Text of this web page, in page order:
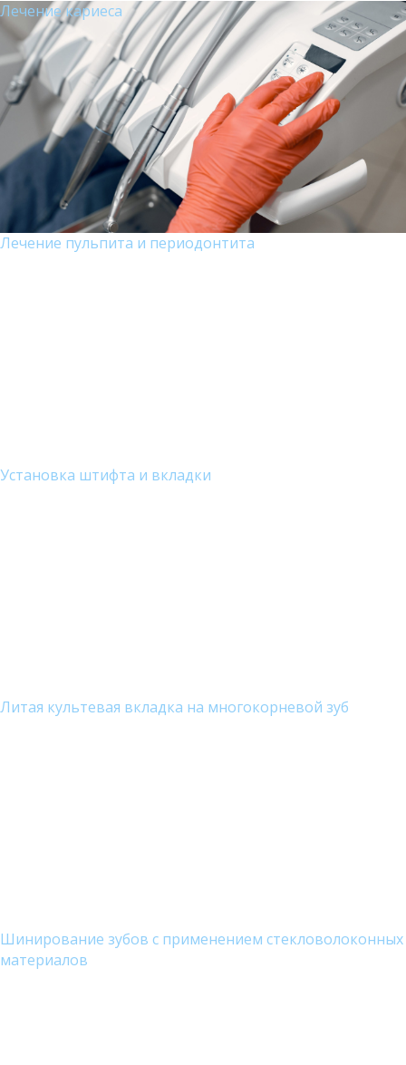
Лечение кариеса
Лечение пульпита и периодонтита
Установка штифта и вкладки
Литая культевая вкладка на многокорневой зуб
Шинирование зубов с применением стекловолоконных
материалов